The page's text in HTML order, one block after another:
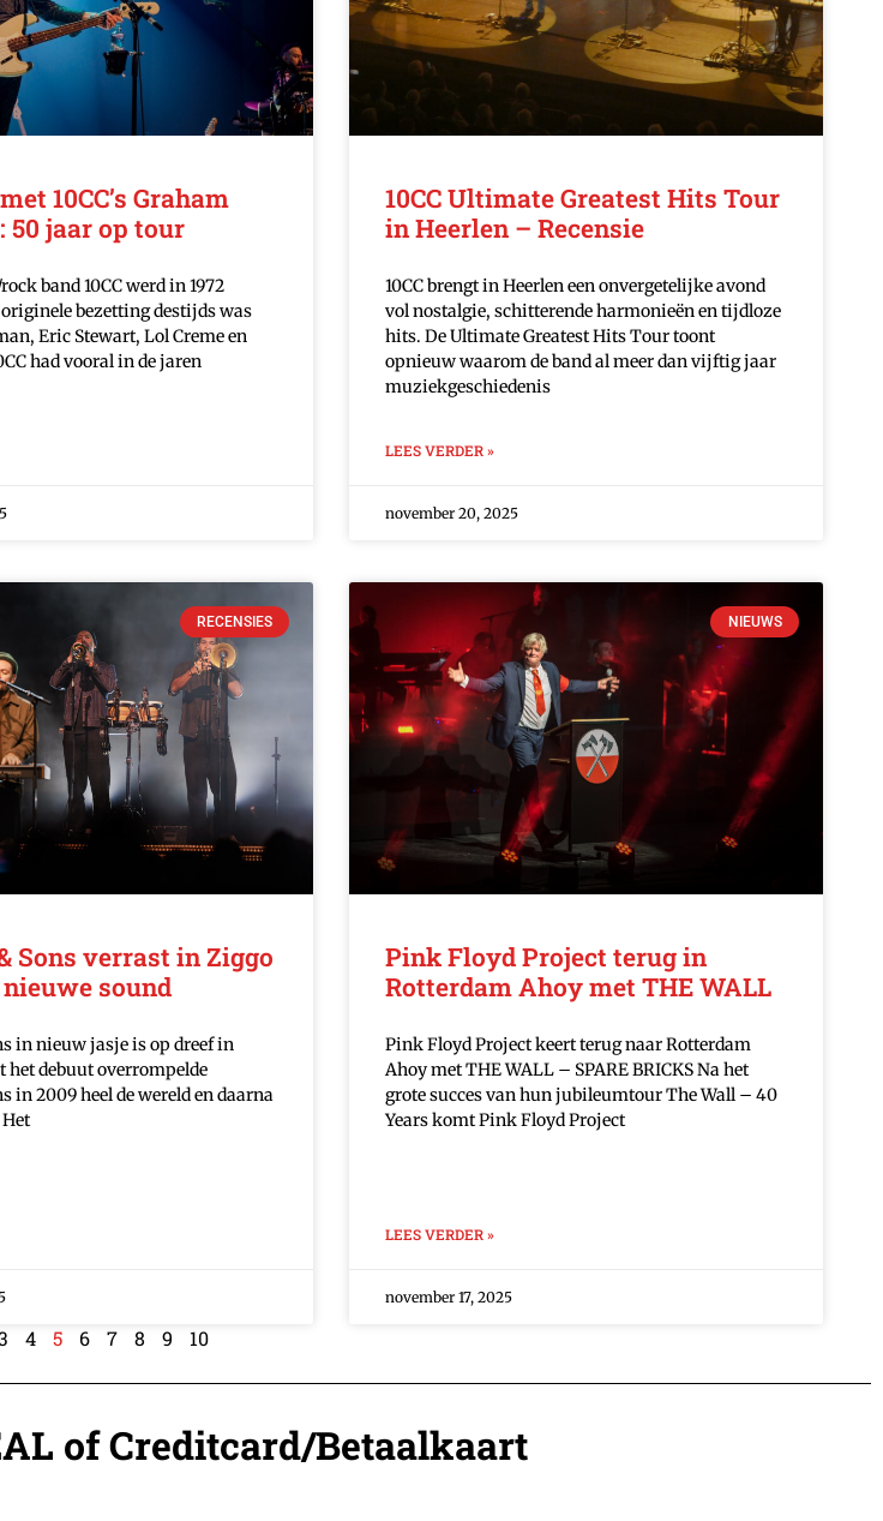
10CC’s Graham
50 jaar op tour
band 10CC werd in 1972
bezetting destijds was
Eric Stewart, Lol Creme en
had vooral in de jaren
10CC Ultimate Greatest Hits Tour
in Heerlen – Recensie
10CC brengt in Heerlen een onvergetelijke avond
vol nostalgie, schitterende harmonieën en tijdloze
hits. De Ultimate Greatest Hits Tour toont
opnieuw waarom de band al meer dan vijftig jaar
muziekgeschiedenis
LEES VERDER »
november 20, 2025
RECENSIES
Sons verrast in Ziggo
sound
in nieuw jasje is op dreef in
het debuut overrompelde
in 2009 heel de wereld en daarna
NIEUWS
Pink Floyd Project terug in
Rotterdam Ahoy met THE WALL
Pink Floyd Project keert terug naar Rotterdam
Ahoy met THE WALL – SPARE BRICKS Na het
grote succes van hun jubileumtour The Wall – 40
Years komt Pink Floyd Project
LEES VERDER »
november 17, 2025
4 5 6 7 8 9 10
of Creditcard/Betaalkaart